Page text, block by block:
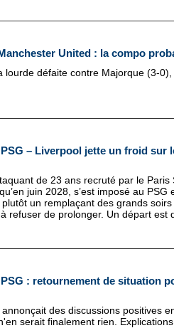
United : la compo
lourde défaite contre Majorque (3-
– Liverpool jette un froid sur
de 23 ans recruté par le Paris
juin 2028, s’est imposé au PSG
un remplaçant des grands soirs
refuser de prolonger. Un départ est
: retournement de situation
des discussions positives
serait finalement rien. Explications.